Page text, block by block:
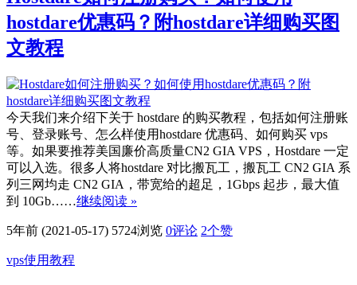
hostdare优惠码？附hostdare详细购买图
文教程
今天我们来介绍下关于 hostdare 的购买教程，包括如何注册账
号、登录账号、怎么样使用hostdare 优惠码、如何购买 vps
等。如果要推荐美国廉价高质量CN2 GIA VPS，Hostdare 一定
可以入选。很多人将hostdare 对比搬瓦工，搬瓦工 CN2 GIA 系
列三网均走 CN2 GIA，带宽给的超足，1Gbps 起步，最大值
到 10Gb……继续阅读 »
5年前 (2021-05-17) 5724浏览 0评论 2个赞
vps使用教程